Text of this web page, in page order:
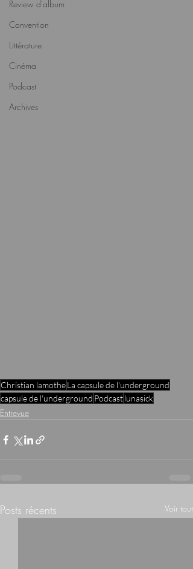
Review d'album
Convention
Littérature
Cinéma
Podcast
Archives
Christian lamotheLa capsule de l'underground
capsule de l'underground Podcastlunasick
Entrevue
Posts récents Voir tout